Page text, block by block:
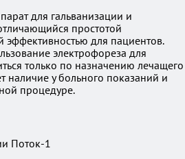
для гальванизации и
простотой
эффективностью для пациентов.
электрофореза для
только по назначению лечащего
наличие у больного показаний и
процедуре.